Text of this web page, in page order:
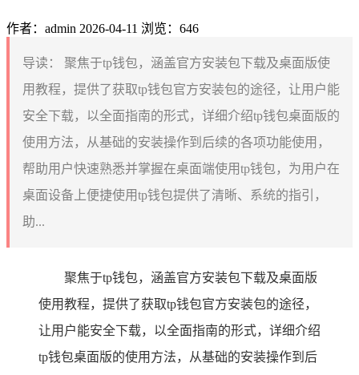
作者：admin 2026-04-11 浏览：646
导读：
聚焦于tp钱包，涵盖官方安装包下载及桌面版使
用教程，提供了获取tp钱包官方安装包的途径，让用户能
安全下载，以全面指南的形式，详细介绍tp钱包桌面版的
使用方法，从基础的安装操作到后续的各项功能使用，
帮助用户快速熟悉并掌握在桌面端使用tp钱包，为用户在
桌面设备上便捷使用tp钱包提供了清晰、系统的指引，
助...
聚焦于tp钱包，涵盖官方安装包下载及桌面版
使用教程，提供了获取tp钱包官方安装包的途径，
让用户能安全下载，以全面指南的形式，详细介绍
tp钱包桌面版的使用方法，从基础的安装操作到后